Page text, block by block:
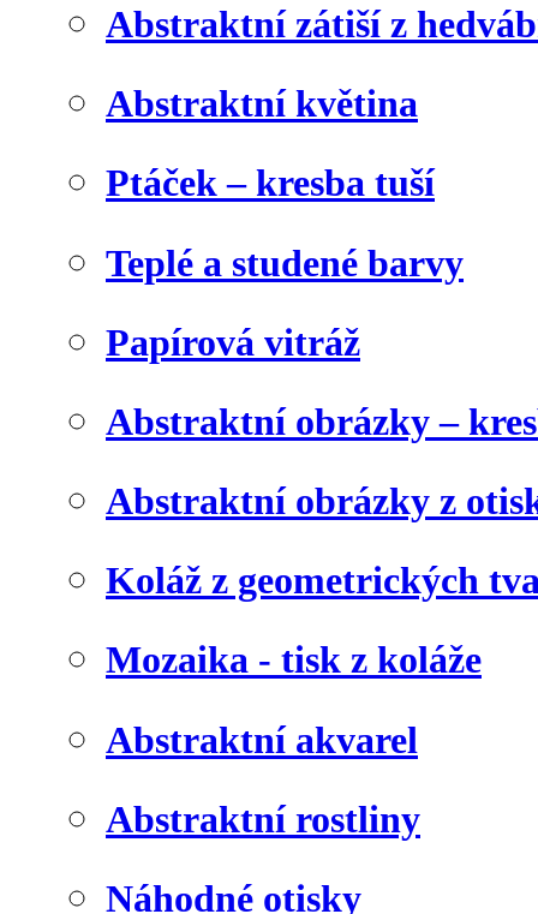
Abstraktní zátiší z
Abstraktní květina
Ptáček – kresba tuší
Teplé a studené barvy
Papírová vitráž
Abstraktní obrázky –
Abstraktní obrázky z
Koláž z geometrických
Mozaika - tisk z koláže
Abstraktní akvarel
Abstraktní rostliny
Náhodné otisky